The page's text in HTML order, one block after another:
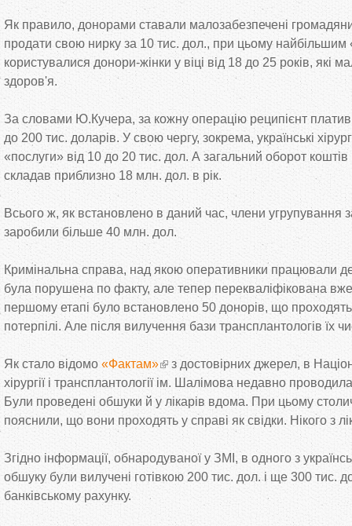
Як правило, донорами ставали малозабезпечені
продати свою нирку за 10 тис. дол., при цьому найбільшим
користувалися донори-жінки у віці від 18 до 25 років, які
здоров'я.
За словами Ю.Кучера, за кожну операцію реципієнт платив
до 200 тис. доларів. У свою чергу, зокрема, українські
«послуги» від 10 до 20 тис. дол. А загальний оборот коштів
складав приблизно 18 млн. дол. в рік.
Всього ж, як встановлено в даний час, члени угрупування
заробили більше 40 млн. дол.
Кримінальна справа, над якою оперативники працювали
була порушена по факту, але тепер перекваліфікована
першому етапі було встановлено 50 донорів, що проходять
потерпілі. Але після вилучення бази трансплантологів їх
Як стало відомо «Фактам»
з достовірних джерел, в
хірургії і трансплантології ім. Шалімова недавно
Були проведені обшуки й у лікарів вдома. При цьому
пояснили, що вони проходять у справі як свідки. Нікого з
Згідно інформації, обнародуваної у ЗМІ, в одного з
обшуку були вилучені готівкою 200 тис. дол. і ще 300 тис.
банківському рахунку.